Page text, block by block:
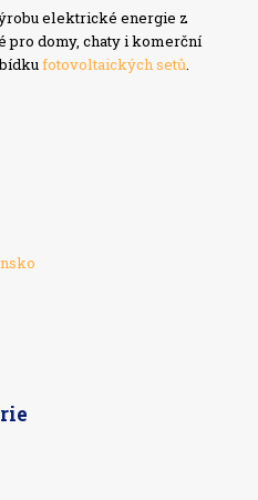
elektrické energie z
pro domy, chaty i komerční
fotovoltaických setů